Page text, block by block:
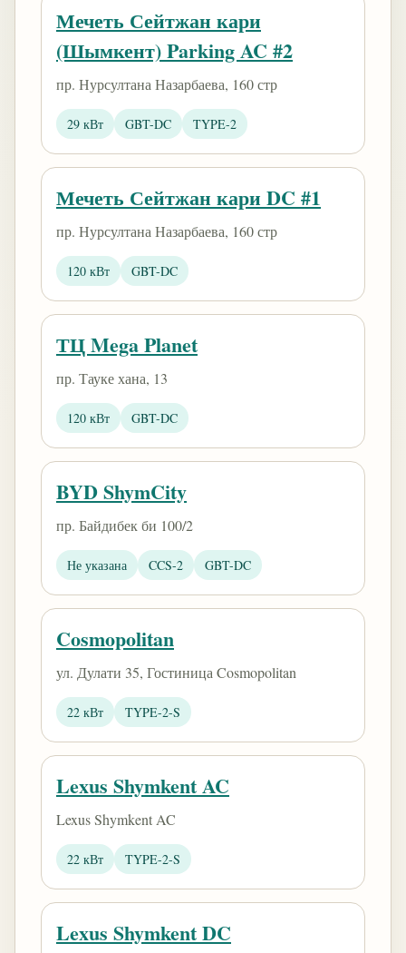
Мечеть Сейтжан кари
(Шымкент) Parking AC #2
пр. Нурсултана Назарбаева, 160 стр
29 кВт GBT-DC TYPE-2
Мечеть Сейтжан кари DC #1
пр. Нурсултана Назарбаева, 160 стр
120 кВт GBT-DC
ТЦ Mega Planet
пр. Тауке хана, 13
120 кВт GBT-DC
BYD ShymCity
пр. Байдибек би 100/2
Не указана CCS-2 GBT-DC
Cosmopolitan
ул. Дулати 35, Гостиница Cosmopolitan
22 кВт TYPE-2-S
Lexus Shymkent AC
Lexus Shymkent AC
22 кВт TYPE-2-S
Lexus Shymkent DC